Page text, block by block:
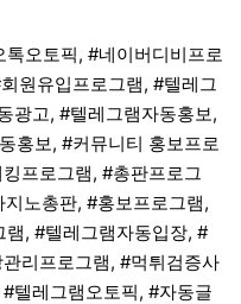
오토픽, #네이버디비프로
원유입프로그램, #텔레그
광고, #텔레그램자동홍보,
홍보, #커뮤니티 홍보프로
프로그램, #총판프로그
노총판, #홍보프로그램,
, #텔레그램자동입장, #
리프로그램, #먹튀검증사
텔레그램오토픽, #자동글